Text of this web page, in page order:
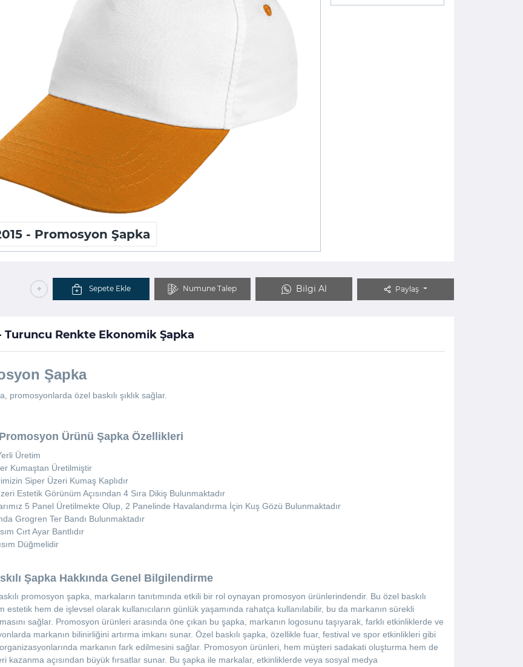
- Promosyon Şapka
+ Sepete Ekle Numune Talep Bilgi Al Paylaş
Turuncu Renkte Ekonomik Şapka
Şapka
promosyonlarda özel baskılı şıklık sağlar.
Ürünü Şapka Özellikleri
Üretim
Kumaştan Üretilmiştir
Siper Üzeri Kumaş Kaplıdır
Estetik Görünüm Açısından 4 Sıra Dikiş Bulunmaktadır
5 Panel Üretilmekte Olup, 2 Panelinde Havalandırma İçin Kuş Gözü Bulunmaktadır
Grogren Ter Bandı Bulunmaktadır
Cırt Ayar Bantlıdır
Düğmelidir
Şapka Hakkında Genel Bilgilendirme
promosyon şapka, markaların tanıtımında etkili bir rol oynayan promosyon ürünlerindendir. Bu özel baskılı
estetik hem de işlevsel olarak kullanıcıların günlük yaşamında rahatça kullanılabilir, bu da markanın sürekli
sağlar. Promosyon ürünleri arasında öne çıkan bu şapka, markanın logosunu taşıyarak, farklı etkinliklerde ve
markanın bilinirliğini artırma imkanı sunar. Özel baskılı şapka, özellikle fuar, festival ve spor etkinlikleri gibi
markanın fark edilmesini sağlar. Promosyon ürünleri, hem müşteri sadakati oluşturma hem de
kazanma açısından büyük fırsatlar sunar. Bu şapka ile markalar, etkinliklerde veya sosyal medya